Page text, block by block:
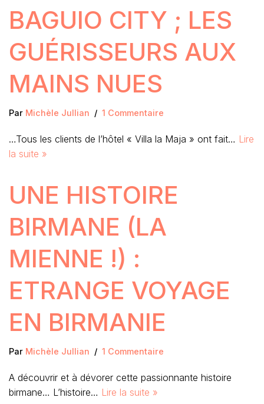
BAGUIO CITY ; LES
GUÉRISSEURS AUX
MAINS NUES
Par Michèle Jullian 1 Commentaire
…Tous les clients de l’hôtel « Villa la Maja » ont fait… Lire
la suite »
UNE HISTOIRE
BIRMANE (LA
MIENNE !) :
ETRANGE VOYAGE
EN BIRMANIE
Par Michèle Jullian 1 Commentaire
A découvrir et à dévorer cette passionnante histoire
birmane… L’histoire… Lire la suite »